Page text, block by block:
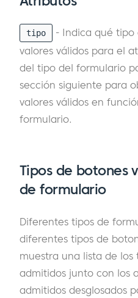
tipo
- Indica qué tipo
valores válidos para el
del tipo del formulario
sección siguiente para
valores válidos en
formulario.
Tipos de botones
de formulario
Diferentes tipos de
diferentes tipos de
muestra una lista de los
admitidos junto con los
admitidos desglosados